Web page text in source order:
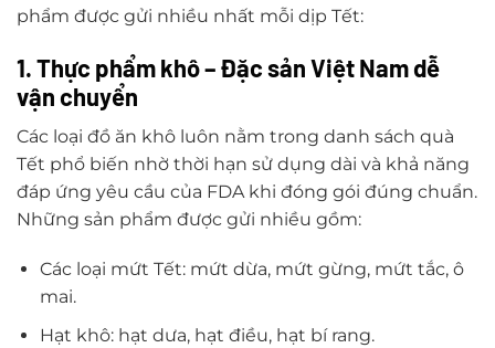
phẩm được gửi nhiều nhất mỗi dịp Tết:
1. Thực phẩm khô – Đặc sản Việt Nam dễ
vận chuyển
Các loại đồ ăn khô luôn nằm trong danh sách quà
Tết phổ biến nhờ thời hạn sử dụng dài và khả năng
đáp ứng yêu cầu của FDA khi đóng gói đúng chuẩn.
Những sản phẩm được gửi nhiều gồm:
Các loại mứt Tết: mứt dừa, mứt gừng, mứt tắc, ô
mai.
Hạt khô: hạt dưa, hạt điều, hạt bí rang.